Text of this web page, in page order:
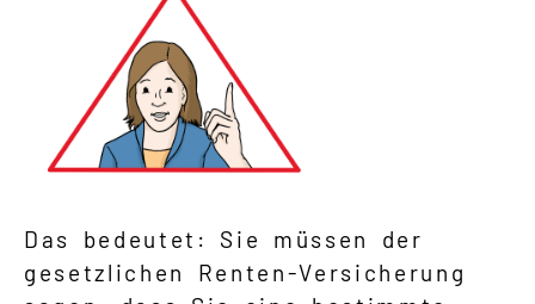
Das bedeutet: Sie müssen der
gesetzlichen Renten-Versicherung